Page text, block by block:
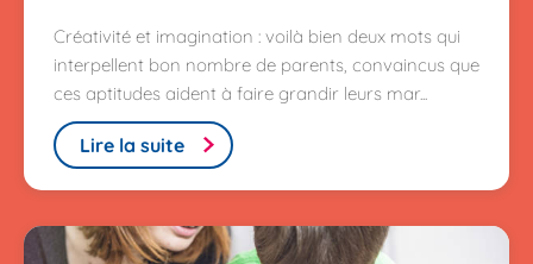
Créativité et imagination : voilà bien deux mots qui
interpellent bon nombre de parents, convaincus que
ces aptitudes aident à faire grandir leurs mar...
Lire la suite